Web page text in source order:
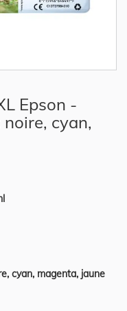
Epson -
cyan,
cyan, magenta, jaune